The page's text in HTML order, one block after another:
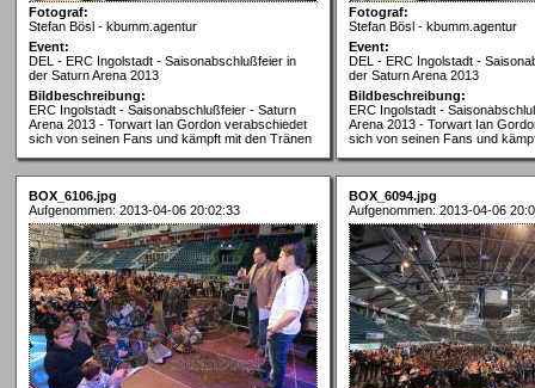
Fotograf:
Stefan Bösl - kbumm.agentur
Event:
DEL - ERC Ingolstadt - Saisonabschlußfeier in
der Saturn Arena 2013
Bildbeschreibung:
ERC Ingolstadt - Saisonabschlußfeier - Saturn
Arena 2013 - Torwart Ian Gordon verabschiedet
sich von seinen Fans und kämpft mit den Tränen
Fotograf:
Stefan Bösl - kbumm.agentur
Event:
DEL - ERC Ingolstadt -
der Saturn Arena 2013
Bildbeschreibung:
ERC Ingolstadt -
Arena 2013 - Torwart Ian
sich von seinen Fans und
BOX_6106.jpg
Aufgenommen: 2013-04-06 20:02:33
BOX_6094.jpg
Aufgenommen: 2013-04-06